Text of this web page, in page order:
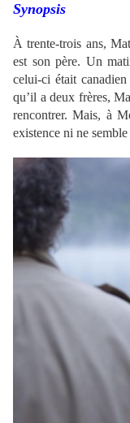
Synopsis
À trente-trois ans,
est son père. Un
celui-ci était
qu’il a deux frères,
rencontrer. Mais, à
existence ni ne